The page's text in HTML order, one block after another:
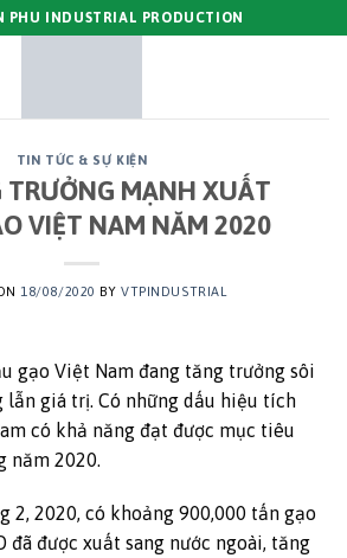
PHU INDUSTRIAL PRODUCTION
TIN TỨC & SỰ KIỆN
TRƯỞNG MẠNH XUẤT
VIỆT NAM NĂM 2020
18/08/2020 BYVTPINDUSTRIAL
gạo Việt Nam đang tăng trưởng sôi
lẫn giá trị. Có những dấu hiệu tích
có khả năng đạt được mục tiêu
năm 2020.
2, 2020, có khoảng 900,000 tấn gạo
đã được xuất sang nước ngoài, tăng